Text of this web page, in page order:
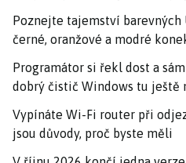
Poznejte tajemství barevných
černé, oranžové a modré
Programátor si řekl dost a
dobrý čistič Windows tu ještě
Vypínáte Wi-Fi router při
jsou důvody, proč byste měli